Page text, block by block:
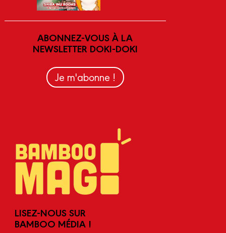
ABONNEZ-VOUS À LA
NEWSLETTER DOKI-DOKI
Je m'abonne !
LISEZ-NOUS SUR
BAMBOO MÉDIA !